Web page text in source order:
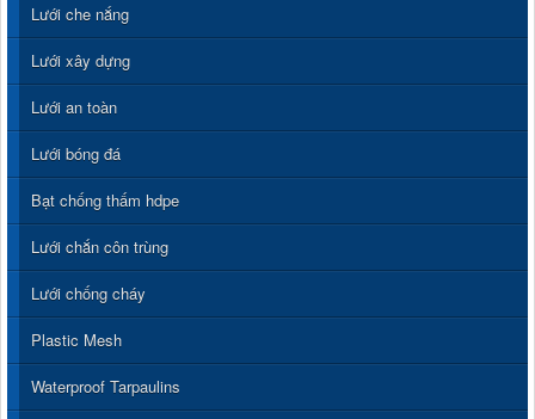
Lưới che nắng
Lưới xây dựng
Lưới an toàn
Lưới bóng đá
Bạt chống thấm hdpe
Lưới chắn côn trùng
Lưới chống cháy
Plastic Mesh
Waterproof Tarpaulins